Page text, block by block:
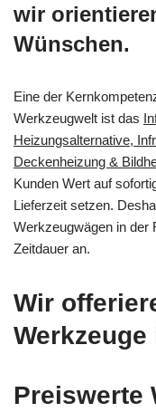
wir
Wünschen.
Eine der
Werkzeugwelt ist das
Heizungsalternative,
Deckenheizung &
Kunden Wert auf
Lieferzeit setzen.
Werkzeugwägen in der
Zeitdauer an.
Wir
Preiswerte